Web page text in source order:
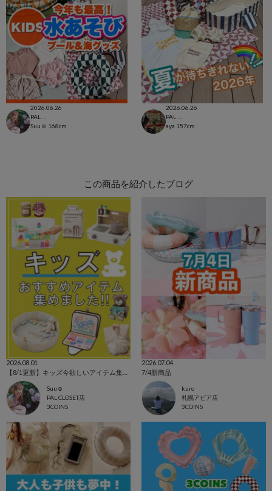
2026.06.26
Suu☺︎ 168cm
2026.06.26
aya 157cm
この商品を紹介したブログ
2026.08.01
Suu☺︎
PAL CLOSET店
3COINS
2026.07.04
7/4新商品
kuro
札幌アピア店
3COINS